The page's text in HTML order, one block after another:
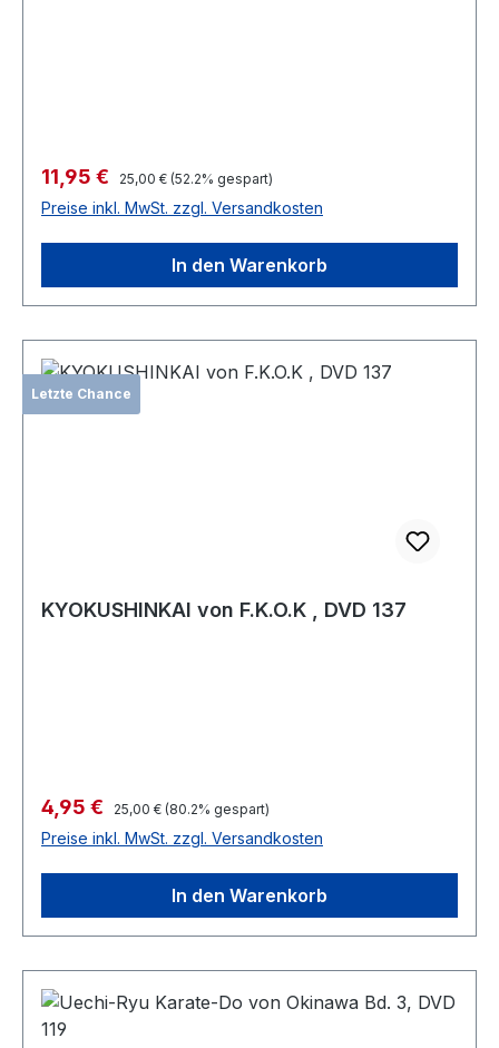
Verkaufspreis:
11,95 € Regulärer Preis:
25,00 € (52.2% gespart)
Preise inkl. MwSt. zzgl. Versandkosten
In den Warenkorb
Letzte Chance
KYOKUSHINKAI von F.K.O.K , DVD 137
Verkaufspreis:
4,95 € Regulärer Preis:
25,00 € (80.2% gespart)
Preise inkl. MwSt. zzgl. Versandkosten
In den Warenkorb